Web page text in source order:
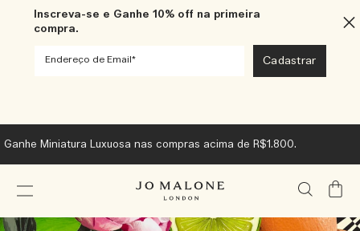
Inscreva-se e Ganhe 10% off na primeira
compra.
Ganhe Miniatura Luxuosa nas compras acima de R$1.800.
Meu